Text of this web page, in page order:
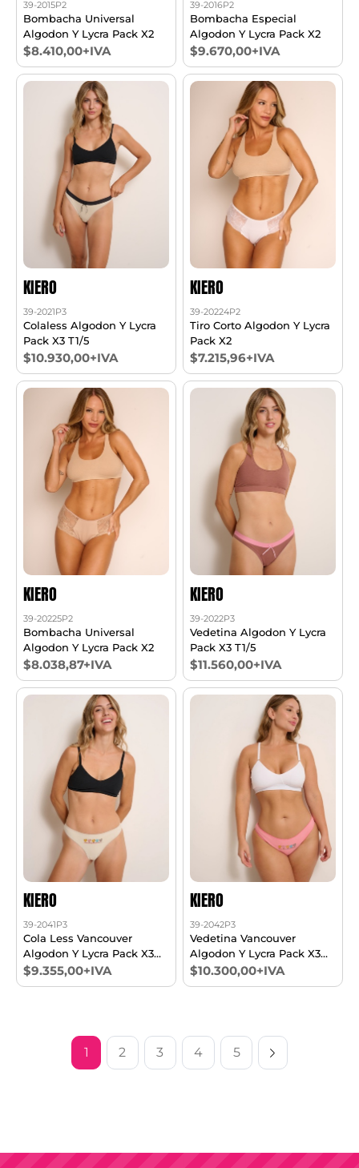
39-2015P2
Bombacha Universal
Algodon Y Lycra Pack X2
$8.410,00+IVA
39-2016P2
Bombacha Especial
Algodon Y Lycra Pack X2
$9.670,00+IVA
KIERO
39-2021P3
Colaless Algodon Y Lycra
Pack X3 T1/5
$10.930,00+IVA
KIERO
39-20224P2
Tiro Corto Algodon Y Lycra
Pack X2
$7.215,96+IVA
KIERO
39-20225P2
Bombacha Universal
Algodon Y Lycra Pack X2
$8.038,87+IVA
KIERO
39-2022P3
Vedetina Algodon Y Lycra
Pack X3 T1/5
$11.560,00+IVA
KIERO
39-2041P3
Cola Less Vancouver
Algodon Y Lycra Pack X3
T1/5
$9.355,00+IVA
KIERO
39-2042P3
Vedetina Vancouver
Algodon Y Lycra Pack X3
T1/5
$10.300,00+IVA
1 2 3 4 5